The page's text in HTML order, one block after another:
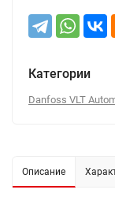
Категории
Danfoss VLT
Описание